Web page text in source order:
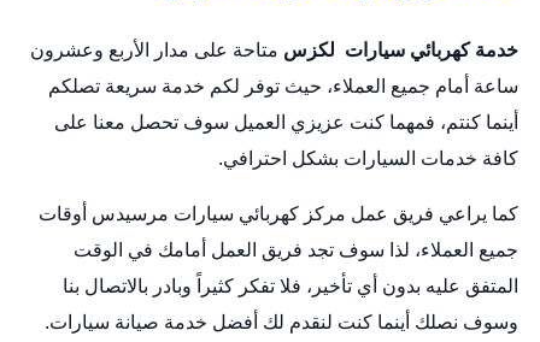
خدمة كهربائي سيارات لكزس متاحة على مدار الأربع وعشرون
ساعة أمام جميع العملاء، حيث توفر لكم خدمة سريعة تصلكم
أينما كنتم، فمهما كنت عزيزي العميل سوف تحصل معنا على
كافة خدمات السيارات بشكل احترافي.
كما يراعي فريق عمل مركز كهربائي سيارات مرسيدس أوقات
جميع العملاء، لذا سوف تجد فريق العمل أمامك في الوقت
المتفق عليه بدون أي تأخير، فلا تفكر كثيراً وبادر بالاتصال بنا
وسوف نصلك أينما كنت لنقدم لك أفضل خدمة صيانة سيارات.